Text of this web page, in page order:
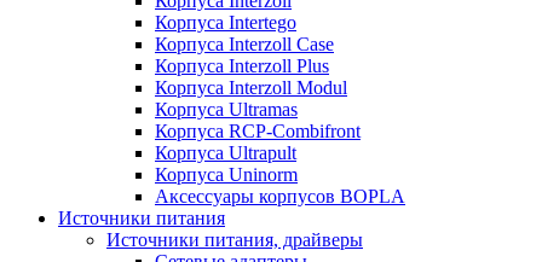
Корпуса Intertego
Корпуса Interzoll Case
Корпуса Interzoll Plus
Корпуса Interzoll Modul
Корпуса Ultramas
Корпуса RCP-Combifront
Корпуса Ultrapult
Корпуса Uninorm
Аксессуары корпусов BOPLA
Источники питания
Источники питания, драйверы